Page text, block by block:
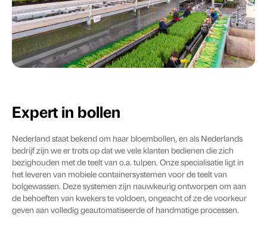
Expert in bollen
Nederland staat bekend om haar bloembollen, en als Nederlands
bedrijf zijn we er trots op dat we vele klanten bedienen die zich
bezighouden met de teelt van o.a. tulpen. Onze specialisatie ligt in
het leveren van mobiele containersystemen voor de teelt van
bolgewassen. Deze systemen zijn nauwkeurig ontworpen om aan
de behoeften van kwekers te voldoen, ongeacht of ze de voorkeur
geven aan volledig geautomatiseerde of handmatige processen.